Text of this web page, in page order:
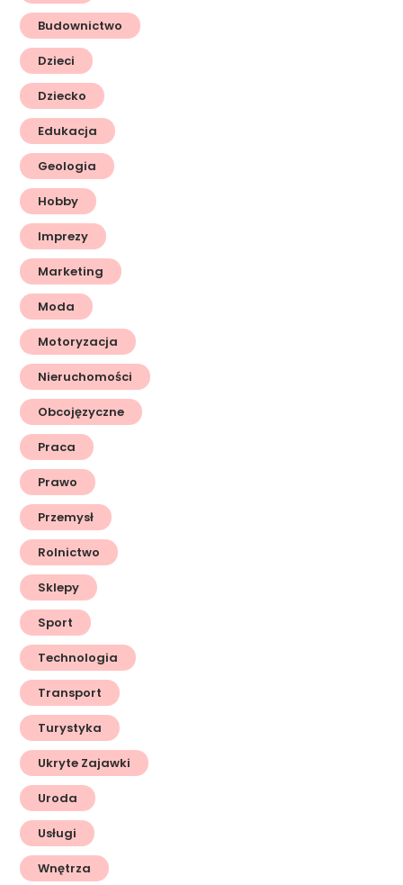
Budownictwo
Dzieci
Dziecko
Edukacja
Geologia
Hobby
Imprezy
Marketing
Moda
Motoryzacja
Nieruchomości
Obcojęzyczne
Praca
Prawo
Przemysł
Rolnictwo
Sklepy
Sport
Technologia
Transport
Turystyka
Ukryte Zajawki
Uroda
Usługi
Wnętrza